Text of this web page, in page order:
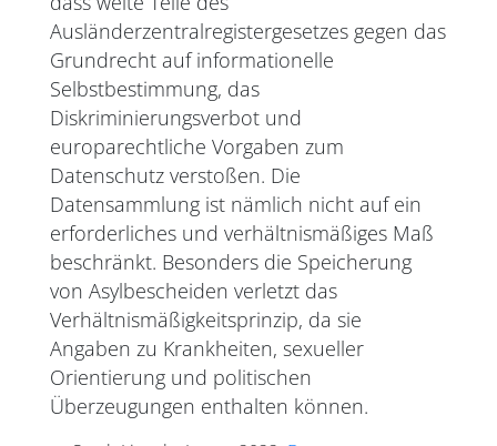
Ausländerzentralregistergesetzes gegen das
Grundrecht auf informationelle
Selbstbestimmung, das
Diskriminierungsverbot und
europarechtliche Vorgaben zum
Datenschutz verstoßen. Die
Datensammlung ist nämlich nicht auf ein
erforderliches und verhältnismäßiges Maß
beschränkt. Besonders die Speicherung
von Asylbescheiden verletzt das
Verhältnismäßigkeitsprinzip, da sie
Angaben zu Krankheiten, sexueller
Orientierung und politischen
Überzeugungen enthalten können.